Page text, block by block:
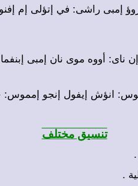
إمبى راشى: في إتؤلى إم
ناى: أووه موى نان إمبى
انؤش إيفول إنجو
تنسيق مختلف
.